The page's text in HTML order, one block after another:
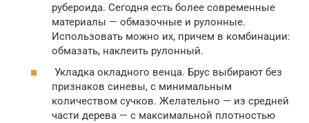
рубероида. Сегодня есть более современные
материалы — обмазочные и рулонные.
Использовать можно их, причем в комбинации:
обмазать, наклеить рулонный.
Укладка окладного венца. Брус выбирают без
признаков синевы, с минимальным
количеством сучков. Желательно — из средней
части дерева — с максимальной плотностью